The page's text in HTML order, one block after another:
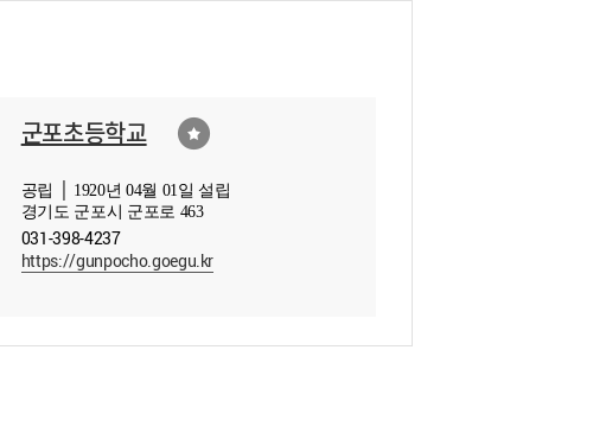
군포초등학교
공립 │ 1920년 04월 01일 설립
경기도 군포시 군포로 463
031-398-4237
https://gunpocho.goegu.kr